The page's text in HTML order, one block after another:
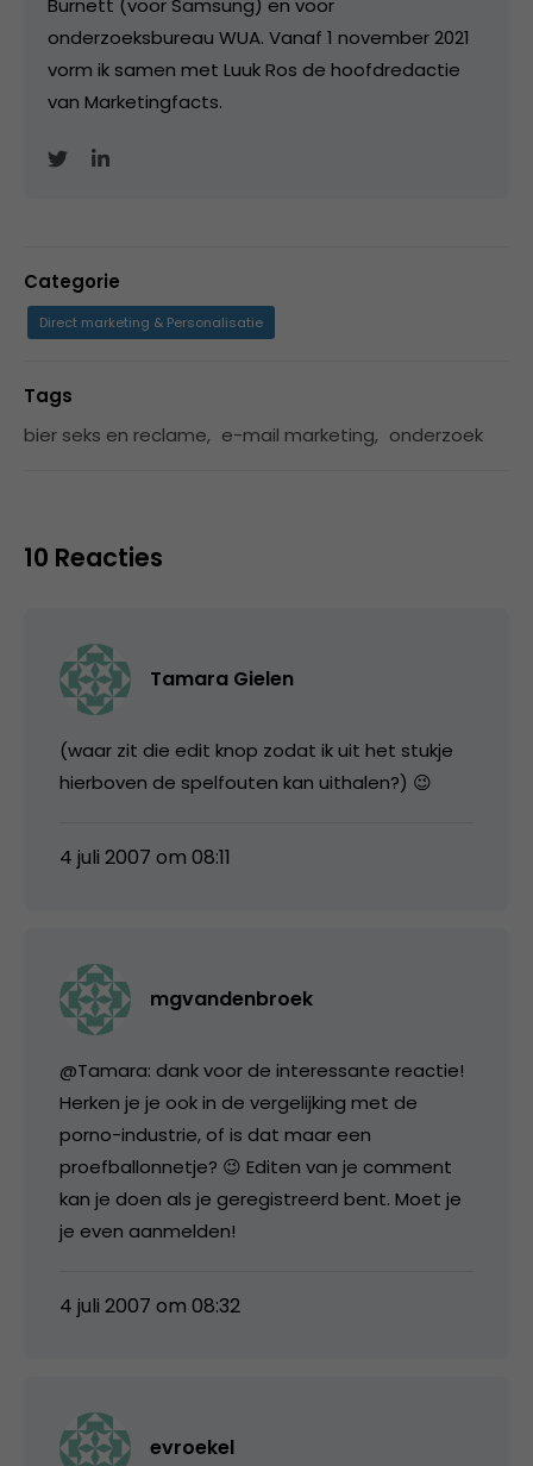
onderzoeksbureau WUA. Vanaf 1 november 2021
vorm ik samen met Luuk Ros de hoofdredactie
van Marketingfacts.
Categorie
Direct marketing & Personalisatie
Tags
bier seks en reclame, e-mail marketing, onderzoek
10 Reacties
Tamara Gielen
(waar zit die edit knop zodat ik uit het stukje
hierboven de spelfouten kan uithalen?) 😉
4 juli 2007 om 08:11
mgvandenbroek
@Tamara: dank voor de interessante reactie!
Herken je je ook in de vergelijking met de
porno-industrie, of is dat maar een
proefballonnetje? 😉 Editen van je comment
kan je doen als je geregistreerd bent. Moet je
je even aanmelden!
4 juli 2007 om 08:32
evroekel